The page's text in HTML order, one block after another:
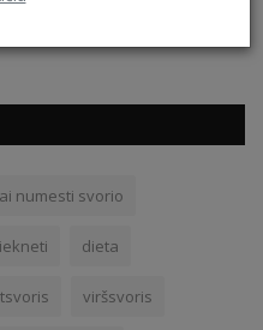
numesti svorio
dieta
viršsvoris